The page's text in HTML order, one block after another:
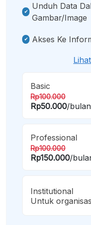
Unduh Data
Gambar/image
Akses Ke
Basic
Rp100.000
Rp50.000/bulan
Professional
Rp100.000
Rp150.000/
Institutional
Untuk